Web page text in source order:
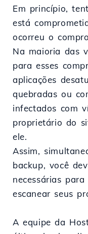
Em princípio,
está
ocorreu o
Na maioria das
para esses
aplicações
quebradas ou
infectados com
proprietário do
ele.
Assim,
backup, você
necessárias
escanear seus
A equipe da